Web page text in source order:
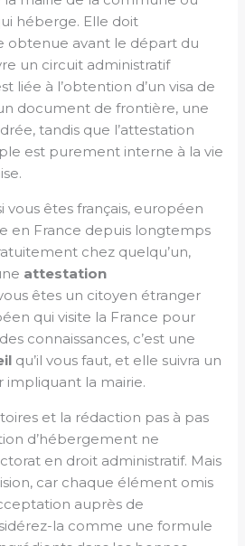
héberge. Elle doit
obtenue avant le départ du
un circuit administratif
liée à l’obtention d’un visa de
document de frontière, une
tandis que l’attestation
est purement interne à la vie
vous êtes français, européen
en France depuis longtemps
chez quelqu’un,
attestation
êtes un citoyen étranger
qui visite la France pour
connaissances, c’est une
qu’il vous faut, et elle suivra un
impliquant la mairie.
et la rédaction pas à pas
d’hébergement ne
en droit administratif. Mais
car chaque élément omis
auprès de
la comme une formule